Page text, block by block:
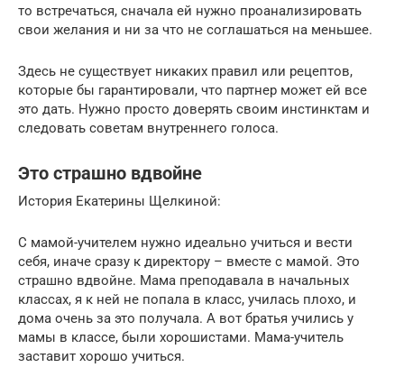
то встречаться, сначала ей нужно проанализировать
свои желания и ни за что не соглашаться на меньшее.
Здесь не существует никаких правил или рецептов,
которые бы гарантировали, что партнер может ей все
это дать. Нужно просто доверять своим инстинктам и
следовать советам внутреннего голоса.
Это страшно вдвойне
История Екатерины Щелкиной:
С мамой-учителем нужно идеально учиться и вести
себя, иначе сразу к директору – вместе с мамой. Это
страшно вдвойне. Мама преподавала в начальных
классах, я к ней не попала в класс, училась плохо, и
дома очень за это получала. А вот братья учились у
мамы в классе, были хорошистами. Мама-учитель
заставит хорошо учиться.